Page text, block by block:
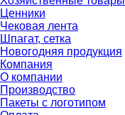
Ценники
Чековая лента
Шпагат, сетка
Новогодняя продукция
Компания
О компании
Производство
Пакеты с логотипом